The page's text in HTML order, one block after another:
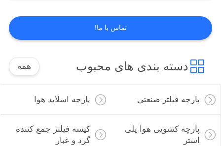
تماس با ما!
دسته بندی های محبوب همه
پارچه فیلتر صنعتی پارچه اسلاید هوا
پارچه کشویی هوا پلی
استر
کیسه فیلتر جمع کننده
گرد و غبار